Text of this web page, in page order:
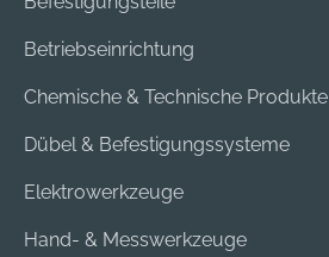
Betriebseinrichtung
Chemische & Technische Produkte
Dübel & Befestigungssysteme
Elektrowerkzeuge
Hand- & Messwerkzeuge